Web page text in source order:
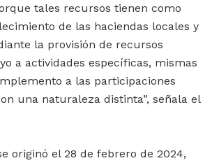
tales recursos tienen como
de las haciendas locales y
la provisión de recursos
a actividades específicas, mismas
a las participaciones
una naturaleza distinta”, señala el
originó el 28 de febrero de 2024,